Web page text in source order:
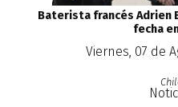
Baterista francés Adrien
fecha
Viernes, 07 de